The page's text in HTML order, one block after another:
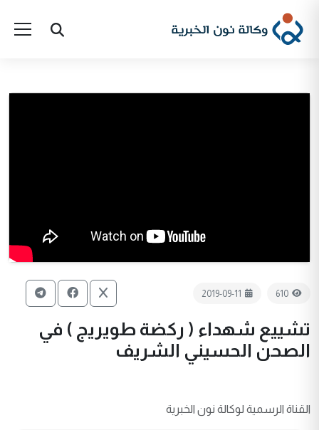
610
2019-09-11
تشييع شهداء ( ركضة طويريج ) في
الصحن الحسيني الشريف
القناة الرسمية لوكالة نون الخبرية